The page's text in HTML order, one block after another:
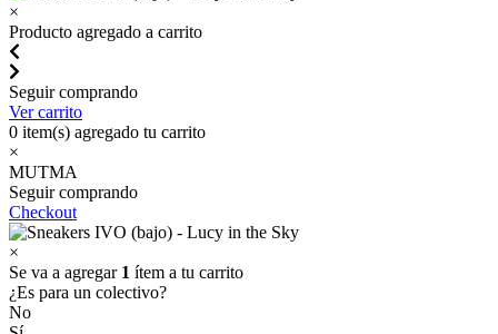
×
Producto agregado a carrito
Seguir comprando
Ver carrito
0 item(s) agregado tu carrito
×
MUTMA
Seguir comprando
Checkout
×
Se va a agregar 1 ítem a tu carrito
¿Es para un colectivo?
No